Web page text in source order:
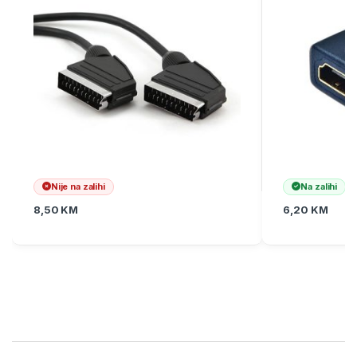
Nije na zalihi
8,50 KM
Na zalihi
6,20 KM